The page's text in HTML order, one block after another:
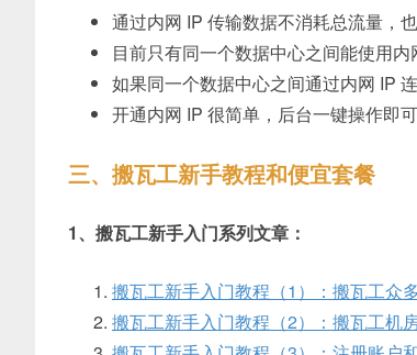
通过内网 IP 传输数据不消耗总流量，
目前只有同一个数据中心之间能使用内
如果同一个数据中心之间通过内网 IP
开通内网 IP 很简单，后台一键操作即可
三、搬瓦工新手教程和便宜套餐
1、搬瓦工新手入门系列文章：
搬瓦工新手入门教程（1）：搬瓦工众
搬瓦工新手入门教程（2）：搬瓦工机